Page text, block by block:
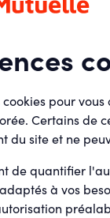
!
été
de
pour vous
Certains de
du site et ne
de quantifier
à vos